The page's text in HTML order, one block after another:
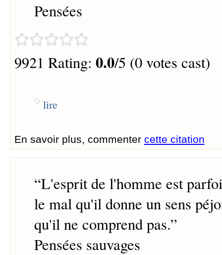
Pensées
9921 Rating: 0.0/5 (0 votes cast)
lire
En savoir plus, commenter cette citation
“L'esprit de l'homme est
le mal qu'il donne un sens
qu'il ne comprend pas.”
Pensées sauvages